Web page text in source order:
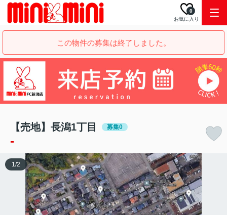
お気に入り
0
この物件の募集は終了しました。
【売地】長潟1丁目 募集0
-
1 /2